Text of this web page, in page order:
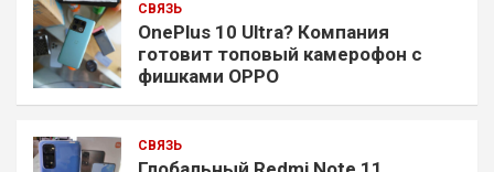
СВЯЗЬ
OnePlus 10 Ultra? Компания
готовит топовый камерофон с
фишками OPPO
СВЯЗЬ